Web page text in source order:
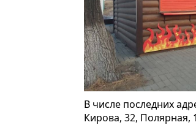
В числе последних
Кирова, 32, Полярная,